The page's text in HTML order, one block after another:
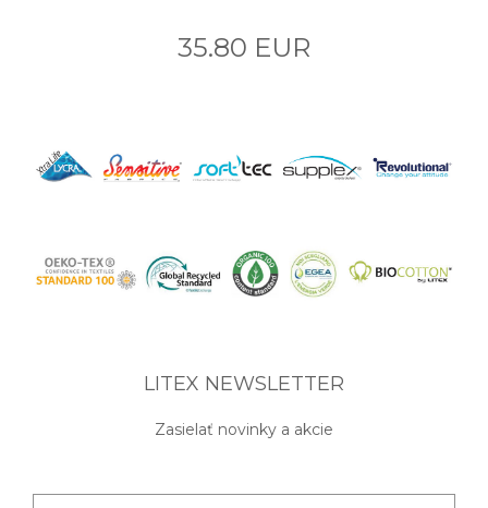
35.80 EUR
LITEX NEWSLETTER
Zasielať novinky a akcie